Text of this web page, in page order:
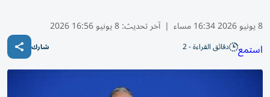
8 يونيو 2026 16:34 مساء | آخر تحديث:8 يونيو 16:56 2026
استمع دقائق القراءة - 2 شارك